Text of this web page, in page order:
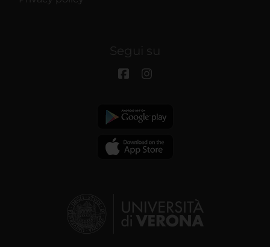
Segui su